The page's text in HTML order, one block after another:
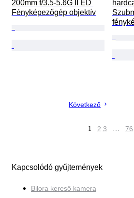
200mm f/3.5-5.6G II ED
Fényképezőgép objektív
Következő
1 2 3 … 76
Kapcsolódó gyűjtemények
Bilora kereső kamera